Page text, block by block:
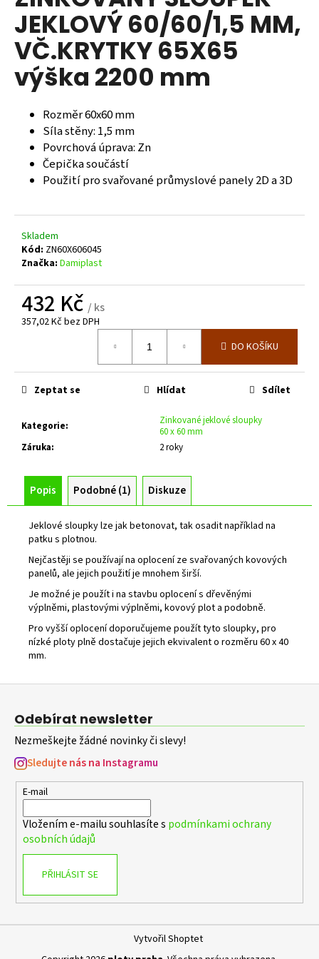
0,0
z
5
hvězdiček.
JEKLOVÝ 60/60/1,5 MM,
VČ.KRYTKY 65X65
výška 2200 mm
Rozměr 60x60 mm
Síla stěny: 1,5 mm
Povrchová úprava: Zn
Čepička součástí
Použití pro svařované průmyslové panely 2D a 3D
Skladem
Kód: ZN60X606045
Značka: Damiplast
432 Kč / ks
357,02 Kč bez DPH
DO KOŠÍKU
Kategorie:
Zinkované jeklové sloupky
60 x 60 mm
Záruka: 2 roky
Zeptat se Hlídat Sdílet
Popis Podobné (1) Diskuze
Jeklové sloupky lze jak betonovat, tak osadit například na
patku s plotnou.
Nejčastěji se používají na oplocení ze svařovaných kovových
panelů, ale jejich použití je mnohem širší.
Je možné je použít i na stavbu oplocení s dřevěnými
výplněmi, plastovými výplněmi, kovový plot a podobně.
Pro vyšší oplocení doporučujeme použít tyto sloupky, pro
nízké ploty plně dostačuje jejich ekvivalent o rozměru 60 x 40
mm.
a
j
í
t
?
HLEDAT
D
o
p
r
u
č
e
m
ZELENÁ
BRANKA
SUPER
ŠÍŘKA
1094MM,
PANEL
2D,
FAB
1980
385
Odebírat newsletter
Nezmeškejte žádné novinky či slevy!
Sledujte nás na Instagramu
E-mail
Vložením e-mailu souhlasíte s podmínkami ochrany
osobních údajů
PŘIHLÁSIT SE
Vytvořil Shoptet